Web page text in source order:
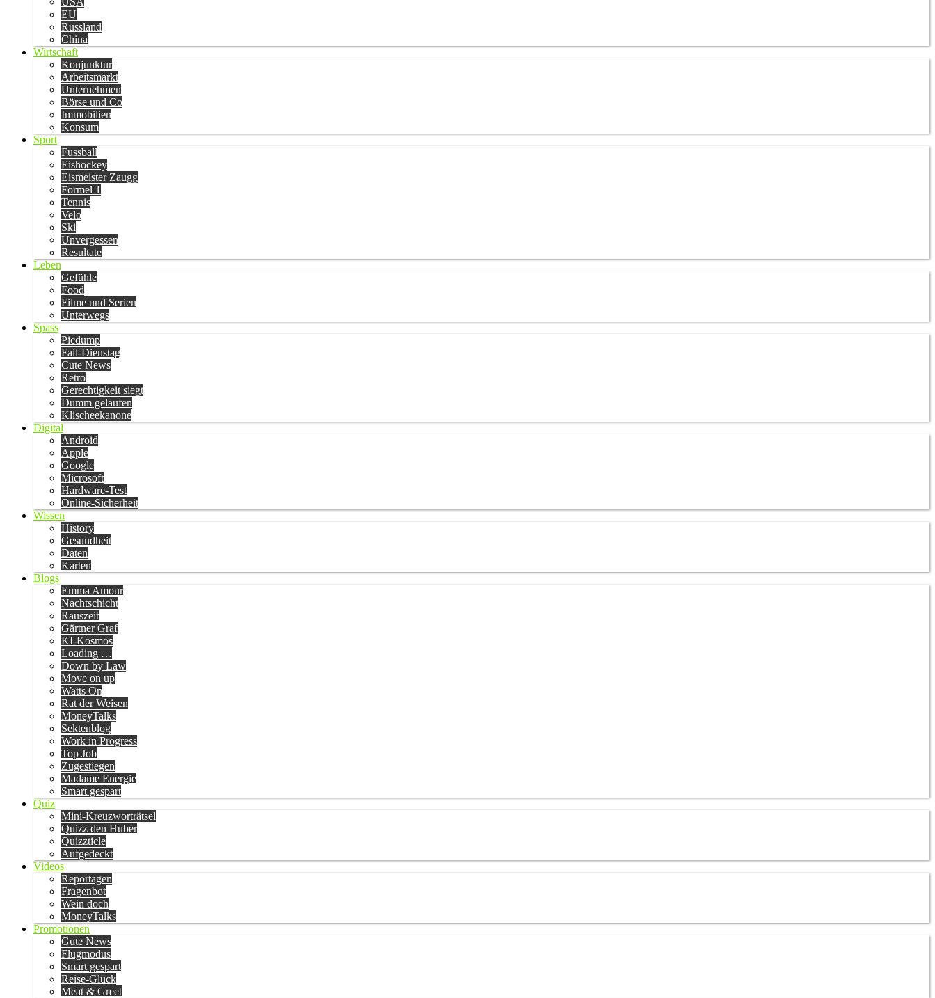
EU
Russland
China
Wirtschaft
Konjunktur
Arbeitsmarkt
Unternehmen
Börse und Co
Immobilien
Konsum
Sport
Fussball
Eishockey
Eismeister Zaugg
Formel 1
Tennis
Velo
Ski
Unvergessen
Resultate
Leben
Gefühle
Food
Filme und Serien
Unterwegs
Spass
Picdump
Fail-Dienstag
Cute News
Retro
Gerechtigkeit siegt
Dumm gelaufen
Klischeekanone
Digital
Android
Apple
Google
Microsoft
Hardware-Test
Online-Sicherheit
Wissen
History
Gesundheit
Daten
Karten
Blogs
Emma Amour
Nachtschicht
Rauszeit
Gärtner Graf
KI-Kosmos
Loading …
Down by Law
Move on up
Watts On
Rat der Weisen
MoneyTalks
Sektenblog
Work in Progress
Top Job
Zugestiegen
Madame Energie
Smart gespart
Quiz
Mini-Kreuzworträtsel
Quizz den Huber
Quizzticle
Aufgedeckt
Videos
Reportagen
Fragenbot
Wein doch
MoneyTalks
Promotionen
Gute News
Flugmodus
Smart gespart
Reise-Glück
Meat & Greet